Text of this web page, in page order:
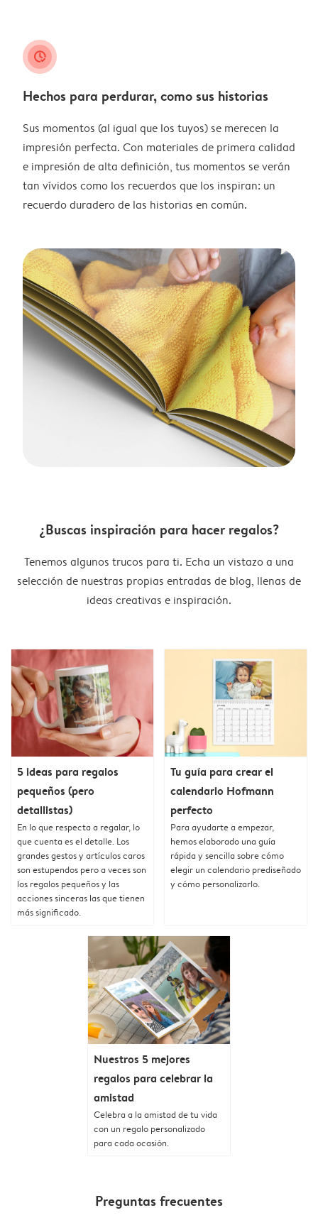
clock_check
Hechos para perdurar, como sus historias
Sus momentos (al igual que los tuyos) se merecen la
impresión perfecta. Con materiales de primera calidad
e impresión de alta definición, tus momentos se verán
tan vívidos como los recuerdos que los inspiran: un
recuerdo duradero de las historias en común.
¿Buscas inspiración para hacer regalos?
Tenemos algunos trucos para ti. Echa un vistazo a una
selección de nuestras propias entradas de blog, llenas de
ideas creativas e inspiración.
5 ideas para regalos
pequeños (pero
detallistas)
En lo que respecta a regalar, lo
que cuenta es el detalle. Los
grandes gestos y artículos caros
son estupendos pero a veces son
los regalos pequeños y las
acciones sinceras las que tienen
más significado.
Tu guía para crear el
calendario Hofmann
perfecto
Para ayudarte a empezar,
hemos elaborado una guía
rápida y sencilla sobre cómo
elegir un calendario prediseñado
y cómo personalizarlo.
Nuestros 5 mejores
regalos para celebrar la
amistad
Celebra a la amistad de tu vida
con un regalo personalizado
para cada ocasión.
Preguntas frecuentes